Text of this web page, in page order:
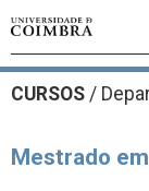
CURSOS /
Mestrado